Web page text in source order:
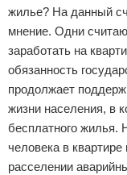
жилье? На данный
мнение. Одни
заработать на
обязанность
продолжает
жизни населения, в
бесплатного
человека в
расселении